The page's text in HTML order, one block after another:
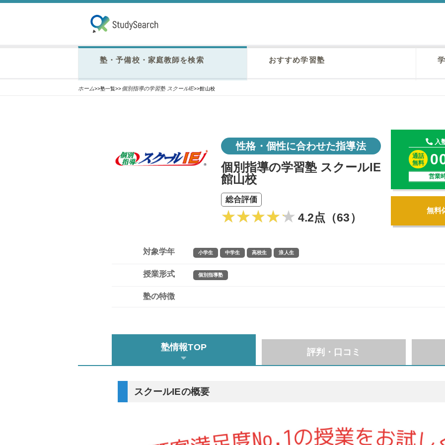
塾・予備校・家庭教師を検索 おすすめ学習塾
ホーム>>塾一覧>>個別指導の学習塾 スクールIE>>館山校
性格・個性に合わせた指導法
個別指導の学習塾 スクールIE
館山校
総合評価
4.2点（63）
入
通話
無料
営業
無料
対象学年 小学生 中学生 高校生 浪人生
授業形式 個別指導塾
塾の特徴
塾情報TOP 評判・口コミ
スクールIEの概要